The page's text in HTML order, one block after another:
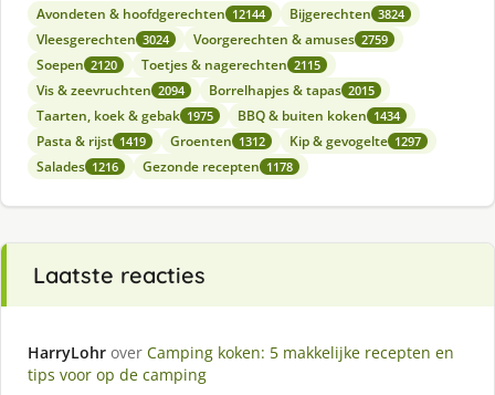
Avondeten & hoofdgerechten 12144 Bijgerechten 3824
Vleesgerechten 3024 Voorgerechten & amuses 2759
Soepen 2120 Toetjes & nagerechten 2115
Vis & zeevruchten 2094 Borrelhapjes & tapas 2015
Taarten, koek & gebak 1975 BBQ & buiten koken 1434
Pasta & rijst 1419 Groenten 1312 Kip & gevogelte 1297
Salades 1216 Gezonde recepten 1178
Laatste reacties
HarryLohr over Camping koken: 5 makkelijke recepten en
tips voor op de camping